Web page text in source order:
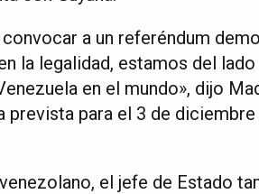
a un referéndum
la legalidad, estamos del
en el mundo», dijo
para el 3 de
el jefe de Estado